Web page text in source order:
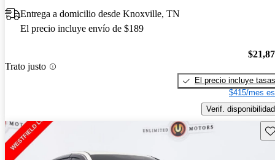
Entrega a domicilio desde Knoxville, TN
El precio incluye envío de $189
Trato justo
El precio incluye tasas
$415/mes
Verif. disponibilidad